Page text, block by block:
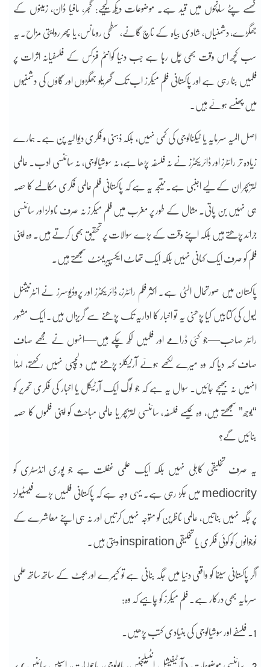
گھسے پٹے سانچوں میں قید ہے۔ موضوعات دیکھ لیجیے: گجر، مافیا ڈان، زمینوں کے
جھگڑے، دشمنیاں، شادی بیاہ کے ناچ گانے، سطحی رومانس، یا پھر روایتی مزاح۔ یہ
سب کچھ اس وقت بھی چل رہا ہے جب دنیا کوانٹم فزکس کے فلسفیانہ اثرات پر
فلمیں بنا رہی ہے اور پاکستانی فلم میکرز اب تک گھریلو جھگڑوں اور گاؤں کی دشمنیوں
میں پھنسے ہوئے ہیں۔
اصل المیہ سرمایہ یا ٹیکنالوجی کی کمی نہیں، بلکہ ذہنی و فکری دیوالیہ پن ہے۔ ہمارے
زیادہ تر رائٹرز اور ڈائریکٹرز نے نہ فلسفہ پڑھا ہے، نہ سوشیالوجی، نہ سائنسی ادب۔ عالمی
لٹریچر ان کے لیے اجنبی ہے۔ نتیجہ یہ ہے کہ پاکستانی فلم عالمی فکری مکالمے کا حصہ
ہی نہیں بن پاتی۔ مثال کے طور پر مغرب میں فلم میکرز نہ صرف ناولز اور سائنسی
جرائد پڑھتے ہیں بلکہ اپنے وقت کے بڑے سوالات پر تحقیق بھی کرتے ہیں۔ وہ اپنی
فلم کو صرف ایک کہانی نہیں بلکہ ایک تھاٹ ایکسپیریمنٹ سمجھتے ہیں۔
پاکستان میں صورتحال الٹی ہے۔ اکثر فلم رائٹرز، ڈائریکٹرز اور پروڈیوسرز نے انٹرنیشنل
لیول کی کتابیں کیا پڑھنی یہ تو اخبار کا اداریہ تک پڑھنے سے گریزاں ہیں۔ ایک مشہور
رائٹر صاحب—جو کئی ڈرامے اور فلمیں لکھ چکے ہیں—انہوں نے مجھے صاف
صاف کہہ دیا کہ وہ میرے لکھے ہوئے آرٹیکلز پڑھنے میں دلچسپی نہیں رکھتے، لہٰذا
انہیں نہ بھیجے جائیں۔ سوال یہ ہے کہ جو لوگ ایک آرٹیکل یا اخبار کی فکری تحریر کو
“بوجھ” سمجھتے ہیں، وہ کیسے فلسفہ، سائنسی لٹریچر یا عالمی مباحث کو اپنی فلموں کا حصہ
بنائیں گے؟
یہ صرف تخلیقی کاہلی نہیں بلکہ ایک علمی غفلت ہے جو پوری انڈسٹری کو
mediocrity میں جکڑ رہی ہے۔ یہی وجہ ہے کہ پاکستانی فلمیں بڑے فیسٹیولز
پر جگہ نہیں بناتیں، عالمی ناظرین کو متوجہ نہیں کرتیں اور نہ ہی اپنے معاشرے کے
نوجوانوں کو کوئی فکری یا تخلیقی inspiration دیتی ہیں۔
اگر پاکستانی سینما کو واقعی دنیا میں جگہ بنانی ہے تو کیمرے اور بجٹ کے ساتھ ساتھ علمی
سرمایہ بھی درکار ہے۔ فلم میکرز کو چاہیے کہ وہ:
1. فلسفے اور سوشیالوجی کی بنیادی کتب پڑھیں۔